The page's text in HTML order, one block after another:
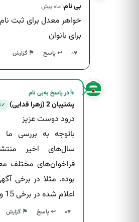
بی نام۱ ماه پیش
خواهر معدل برای ثبت
برای بانوان
♥۰ ↩ پاسخ ⚑ گزارش
↳در پاسخ بهبی نام
پشتیبان 2 (زهرا فدایی) ✓
درود دوست عزیز
باتوجه به بررسی
سال‌های اخیر
فراخوان‌های مختلف
اعلام شده در برخی 15 و…
♥۰ ↩ پاسخ ⚑ گزارش